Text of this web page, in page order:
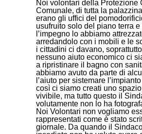
Noi volontari della Protezione
Comunale, di tutta la
erano gli uffici del
usufruito solo del piano terra e
l’impegno lo abbiamo
arredandolo con i mobili e le
i cittadini ci davano,
nessuno aiuto economico ci
a ripristinare il bagno con
abbiamo avuto da parte di
l’aiuto per sistemare
così ci siamo creati uno
vivibile, ma tutto questo il
volutamente non lo ha
Noi Volontari non vogliamo
rappresentati come è stato
giornale. Da quando il